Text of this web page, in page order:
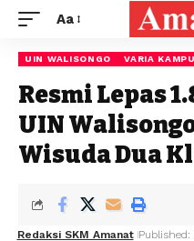
Aa
UIN WALISONGO VARIA
Resmi Lepas
UIN
Wisuda Dua
Redaksi SKM Amanat Published: